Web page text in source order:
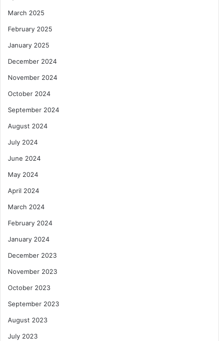
March 2025
February 2025
January 2025
December 2024
November 2024
October 2024
September 2024
August 2024
July 2024
June 2024
May 2024
April 2024
March 2024
February 2024
January 2024
December 2023
November 2023
October 2023
September 2023
August 2023
July 2023